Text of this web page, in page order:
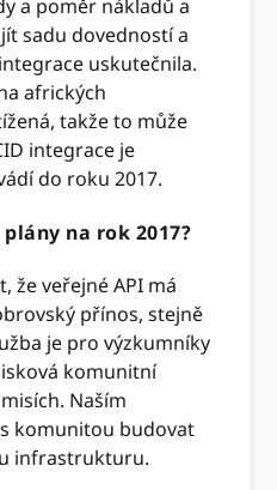
a poměr nákladů a
sadu dovedností a
uskutečnila.
afrických
takže to může
integrace je
do roku 2017.
na rok 2017?
že veřejné API má
přínos, stejně
je pro výzkumníky
komunitní
Naším
komunitou budovat
infrastrukturu.